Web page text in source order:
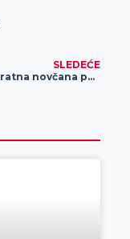
SLEDEĆE
Jednokratna novčana pomoć za izbegla i interno raseljena lica